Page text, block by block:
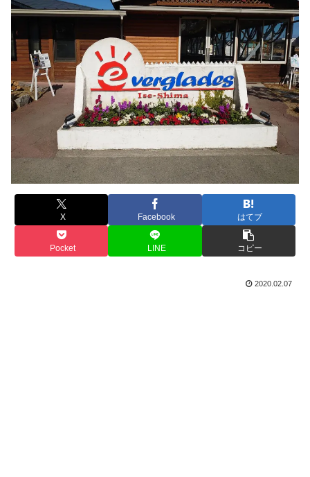
X Facebook はてブ
Pocket LINE コピー
2020.02.07